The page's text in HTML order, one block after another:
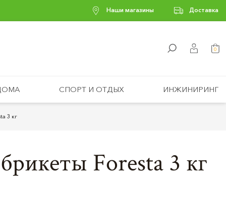
Наши магазины Доставка
0
СПОРТ И ОТДЫХ ИНЖИНИРИНГ
3 кг
Foresta 3 кг